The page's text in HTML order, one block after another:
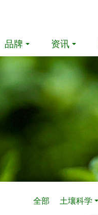
品牌 资讯
全部 土壤科学